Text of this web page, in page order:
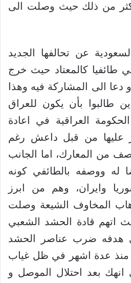
من ذلك حيث وصلت الى
عن تحالفها الجديد
طائفيا كالمعتاد حيث خرج
الى المشاركة فيه وهذا
طالبوا بأن يكون للعراق
العراقية في اعادة
عليها من قبل داعش رغم
من المعارك، اما الجانب
له ووصفه بالطائفي كونه
وايران، وهم من ابرز
المخاوف الشيعة وصلت
اتهم قادة الحشد الشعبي
هدفه ضرب عناصر الحشد
منذ عدة اشهر في ظل غياب
انهك بعد احتلال الموصل و